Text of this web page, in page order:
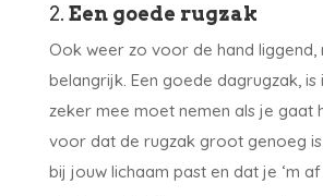
2. Een goede rugzak
Ook weer zo voor de hand liggend,
belangrijk. Een goede dagrugzak, is
zeker mee moet nemen als je gaat
voor dat de rugzak groot genoeg
bij jouw lichaam past en dat je ‘m